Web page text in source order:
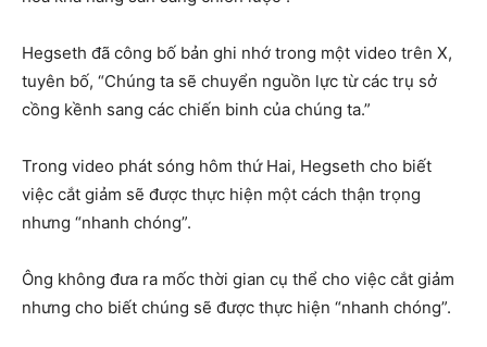
Hegseth đã công bố bản ghi nhớ trong một video trên X,
tuyên bố, “Chúng ta sẽ chuyển nguồn lực từ các trụ sở
cồng kềnh sang các chiến binh của chúng ta.”
Trong video phát sóng hôm thứ Hai, Hegseth cho biết
việc cắt giảm sẽ được thực hiện một cách thận trọng
nhưng “nhanh chóng”.
Ông không đưa ra mốc thời gian cụ thể cho việc cắt giảm
nhưng cho biết chúng sẽ được thực hiện “nhanh chóng”.